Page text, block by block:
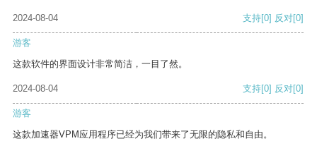
2024-08-04 支持[0] 反对[0]
游客
这款软件的界面设计非常简洁，一目了然。
2024-08-04 支持[0] 反对[0]
游客
这款加速器VPM应用程序已经为我们带来了无限的隐私和自由。